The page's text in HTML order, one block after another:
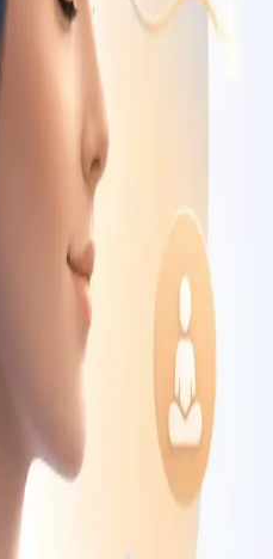
Marcar consulta
no Colégio de Pediatria da
para condições
por